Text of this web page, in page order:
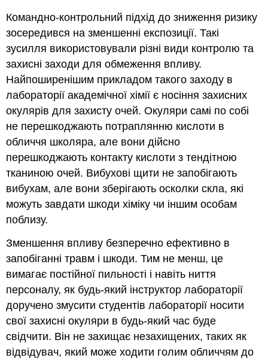
Командно-контрольний підхід до зниження ризику
зосередився на зменшенні експозиції. Такі
зусилля використовували різні види контролю та
захисні заходи для обмеження впливу.
Найпоширенішим прикладом такого заходу в
лабораторії академічної хімії є носіння захисних
окулярів для захисту очей. Окуляри самі по собі
не перешкоджають потраплянню кислоти в
обличчя школяра, але вони дійсно
перешкоджають контакту кислоти з тендітною
тканиною очей. Вибухові щити не запобігають
вибухам, але вони зберігають осколки скла, які
можуть завдати шкоди хіміку чи іншим особам
поблизу.
Зменшення впливу безперечно ефективно в
запобіганні травм і шкоди. Тим не менш, це
вимагає постійної пильності і навіть ниття
персоналу, як будь-який інструктор лабораторії
доручено змусити студентів лабораторії носити
свої захисні окуляри в будь-який час буде
свідчити. Він не захищає незахищених, таких як
відвідувач, який може ходити голим обличчям до